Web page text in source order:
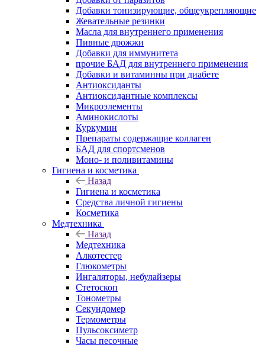
Добавки тонизирующие, общеукрепляющие
Жевательные резинки
Масла для внутреннего применения
Пивные дрожжи
Добавки для иммунитета
прочие БАД для внутреннего применения
Добавки и витаминны при диабете
Антиоксиданты
Антиоксидантные комплексы
Микроэлементы
Аминокислоты
Куркумин
Препараты содержащие коллаген
БАД для спортсменов
Моно- и поливитамины
Гигиена и косметика
Назад
Гигиена и косметика
Средства личной гигиены
Косметика
Медтехника
Назад
Медтехника
Алкотестер
Глюкометры
Ингаляторы, небулайзеры
Стетоскоп
Тонометры
Секундомер
Термометры
Пульсоксиметр
Часы песочные